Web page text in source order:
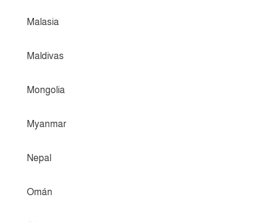
Malasia
Maldivas
Mongolia
Myanmar
Nepal
Omán